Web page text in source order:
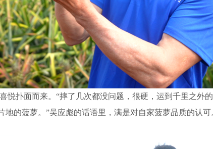
悦扑面而来。“摔了几次都没问题，很硬，运到千里之外
的菠萝。”吴应彪的话语里，满是对自家菠萝品质的认可